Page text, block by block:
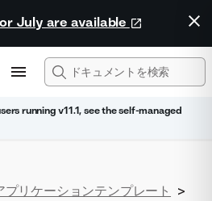
July are available
running v11.1, see the self-managed
プリケーションテンプレート
>